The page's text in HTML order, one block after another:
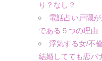
り？なし？
電話占い戸隠
である５つの理由
浮気する女/不
結婚してても恋バ